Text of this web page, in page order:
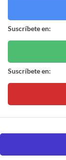
Suscríbete en:
Suscríbete en: